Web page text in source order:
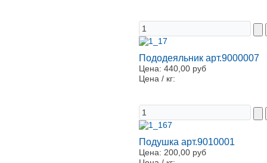
Пододеяльник арт.9000007
Цена: 440,00 руб
Цена / кг:
Подушка арт.9010001
Цена: 200,00 руб